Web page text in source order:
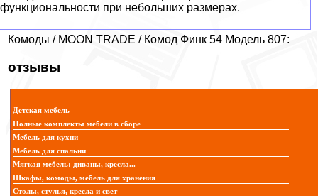
функциональности при небольших размерах.
Комоды / MOON TRADE / Комод Финк 54 Модель 807:
отзывы
Детская мебель
Полные комплекты мебели в сборе
Мебель для кухни
Мебель для спальни
Мягкая мебель: диваны, кресла...
Шкафы, комоды, мебель для хранения
Столы, стулья, кресла и свет